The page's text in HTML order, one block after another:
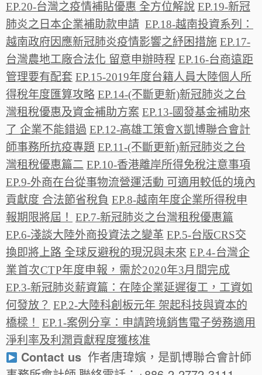
EP.20-台灣之疫情補貼優惠 全方位解說 EP.19-新冠
肺炎之日本企業補助款申請 EP.18-越南投資系列：
越南政府因應新冠肺炎疫情影響之紓困措施 EP.17-
台灣農地工廠合法化 留意申辦時程 EP.16-台商遠距
管理要有配套 EP.15-2019年度台籍人員大陸個人所
得稅年度匯算攻略 EP.14-(不斷更新)新冠肺炎之台
灣租稅優惠及資金補助方案 EP.13-國發基金補助來
了 企業不能錯過 EP.12-高雄工策會X凱博聯合會計
師事務所抗疫專題 EP.11-(不斷更新)新冠肺炎之台
灣租稅優惠篇二 EP.10-香港離岸所得免稅注意事項
EP.9-外商在台從事物流營運活動 可適用較低的境內
貢獻度 合法節省稅負 EP.8-越南年度企業所得稅申
報期限將屆！
EP.7-新冠肺炎之台灣租稅優惠篇
EP.6-淺談大陸外商投資法之變革 EP.5-台版CRS交
換即將上路 全球反避稅的現況與未來 EP.4-台灣企
業首次CTP年度申報，需於2020年3月間完成
EP.3-新冠肺炎薪資篇：在陸企業延遲復工，工資如
何發放？ EP.2-大陸科創板元年 架起科技與資本的
橋樑！
EP.1-案例分享：申請跨境銷售電子勞務適用
淨利率及利潤貢獻程度獲核准
Contact us 作者唐瑋嬪，是凱博聯合會計師